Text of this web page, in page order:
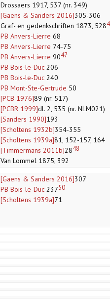
Drossaers 1917, 537 (nr. 349)
[Gaens & Sanders 2016]305-306
Graf- en gedenkschriften 1873, 528
PB Anvers-Lierre 68
PB Anvers-Lierre 74-75
PB Anvers-Lierre 9047
PB Bois-le-Duc 206
PB Bois-le-Duc 240
PB Mont-Ste-Gertrude 50
[PCB 1976]89 (nr. 517)
[PCBR 1999]dl. 2, 535 (nr. NLM021)
[Sanders 1990]193
[Scholtens 1932b]354-355
[Scholtens 1939a]81, 152-157, 164
[Timmermans 2011b]2848
Van Lommel 1875, 392
[Gaens & Sanders 2016]307
PB Bois-le-Duc 23750
[Scholtens 1939a]71